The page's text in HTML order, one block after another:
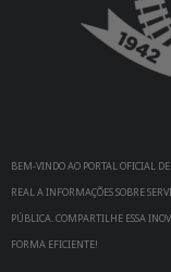
BEM-VINDO AO PORTAL OFICIAL
REAL A INFORMAÇÕES SOBRE
PÚBLICA. COMPARTILHE ESSA
FORMA EFICIENTE!